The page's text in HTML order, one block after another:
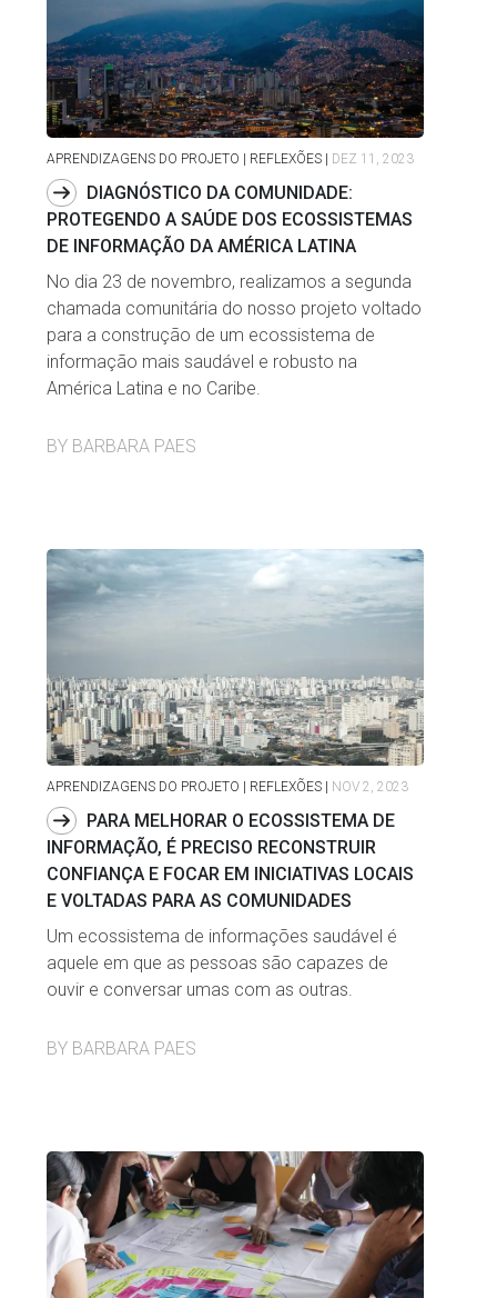
APRENDIZAGENS DO PROJETO | REFLEXÕES | DEZ 11, 2023
DIAGNÓSTICO DA COMUNIDADE:
PROTEGENDO A SAÚDE DOS ECOSSISTEMAS
DE INFORMAÇÃO DA AMÉRICA LATINA
No dia 23 de novembro, realizamos a segunda
chamada comunitária do nosso projeto voltado
para a construção de um ecossistema de
informação mais saudável e robusto na
América Latina e no Caribe.
BY BARBARA PAES
APRENDIZAGENS DO PROJETO | REFLEXÕES NOV 2, 2023
PARA MELHORAR O ECOSSISTEMA DE
INFORMAÇÃO, É PRECISO RECONSTRUIR
CONFIANÇA E FOCAR EM INICIATIVAS LOCAIS
E VOLTADAS PARA AS COMUNIDADES
Um ecossistema de informações saudável é
aquele em que as pessoas são capazes de
ouvir e conversar umas com as outras.
BY BARBARA PAES